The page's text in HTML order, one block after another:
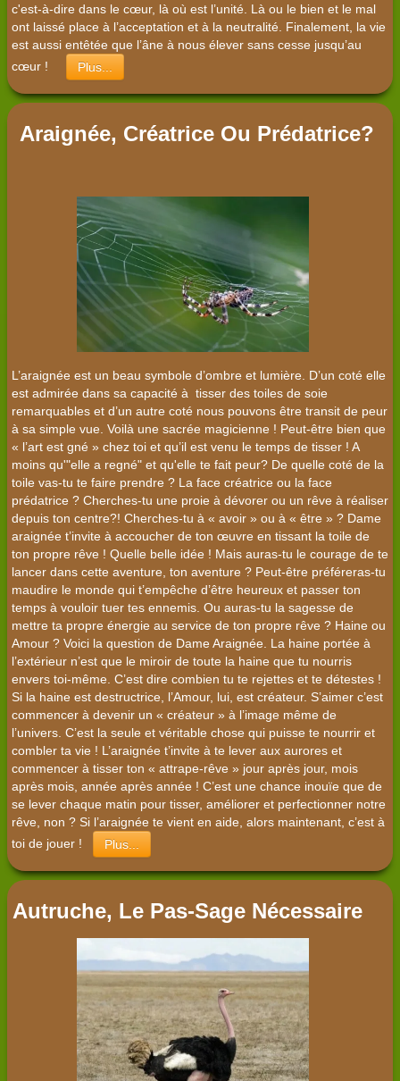
c'est-à-dire dans le cœur, là où est l’unité. Là ou le bien et le mal
ont laissé place à l’acceptation et à la neutralité. Finalement, la vie
est aussi entêtée que l’âne à nous élever sans cesse jusqu’au
cœur !
Plus...
Araignée, Créatrice Ou Prédatrice?
L’araignée est un beau symbole d’ombre et lumière. D’un coté elle
est admirée dans sa capacité à tisser des toiles de soie
remarquables et d’un autre coté nous pouvons être transit de peur
à sa simple vue. Voilà une sacrée magicienne ! Peut-être bien que
« l’art est gné » chez toi et qu’il est venu le temps de tisser ! A
moins qu'"elle a regné" et qu'elle te fait peur? De quelle coté de la
toile vas-tu te faire prendre ? La face créatrice ou la face
prédatrice ? Cherches-tu une proie à dévorer ou un rêve à réaliser
depuis ton centre?! Cherches-tu à « avoir » ou à « être » ? Dame
araignée t’invite à accoucher de ton œuvre en tissant la toile de
ton propre rêve ! Quelle belle idée ! Mais auras-tu le courage de te
lancer dans cette aventure, ton aventure ? Peut-être préféreras-tu
maudire le monde qui t’empêche d’être heureux et passer ton
temps à vouloir tuer tes ennemis. Ou auras-tu la sagesse de
mettre ta propre énergie au service de ton propre rêve ? Haine ou
Amour ? Voici la question de Dame Araignée. La haine portée à
l’extérieur n’est que le miroir de toute la haine que tu nourris
envers toi-même. C’est dire combien tu te rejettes et te détestes !
Si la haine est destructrice, l’Amour, lui, est créateur. S’aimer c’est
commencer à devenir un « créateur » à l’image même de
l’univers. C’est la seule et véritable chose qui puisse te nourrir et
combler ta vie ! L’araignée t’invite à te lever aux aurores et
commencer à tisser ton « attrape-rêve » jour après jour, mois
après mois, année après année ! C’est une chance inouïe que de
se lever chaque matin pour tisser, améliorer et perfectionner notre
rêve, non ? Si l’araignée te vient en aide, alors maintenant, c’est à
toi de jouer !
Plus...
Autruche, Le Pas-Sage Nécessaire